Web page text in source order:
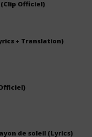
Officiel)
+ Translation)
de soleil (Lyrics)